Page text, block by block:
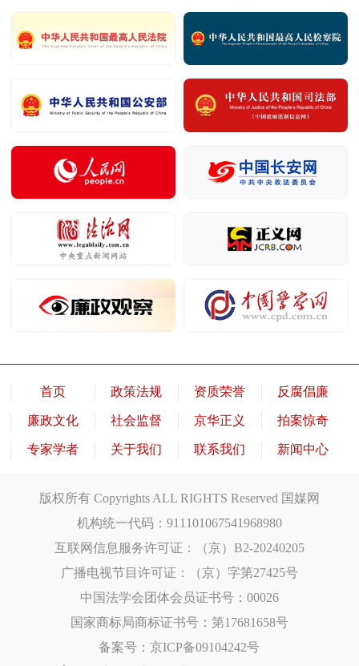
首页 政策法规 资质荣誉
反腐倡廉
廉政文化
社会监督 京华正义
拍案惊奇
专家学者
关于我们 联系我们 新闻中心
版权所有 Copyrights ALL RIGHTS Reserved 国媒网
机构统一代码：911101067541968980
互联网信息服务许可证：（京）B2-20240205
广播电视节目许可证：（京）字第27425号
中国法学会团体会员证书号：00026
国家商标局商标证书号：第17681658号
备案号：京ICP备09104242号